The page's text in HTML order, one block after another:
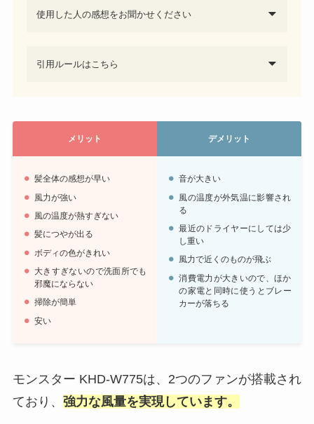
使用した人の感想をお聞かせください
引用ルールはこちら
メリット デメリット
髪全体の感想が早い
風力が強い
風の温度が熱すぎない
髪につやが出る
ボディの色がきれい
大きすぎないので洗面所でも
邪魔にならない
掃除が簡単
安い
音が大きい
風の温度が外気温に影響され
る
最近のドライヤーにしては少
し重い
風力で近くのものが飛ぶ
消費電力が大きいので、ほか
の家電と同時に使うとブレー
カーが落ちる
モンスター KHD-W775は、2つのファンが搭載され
ており、 強力な風量を実現しています。